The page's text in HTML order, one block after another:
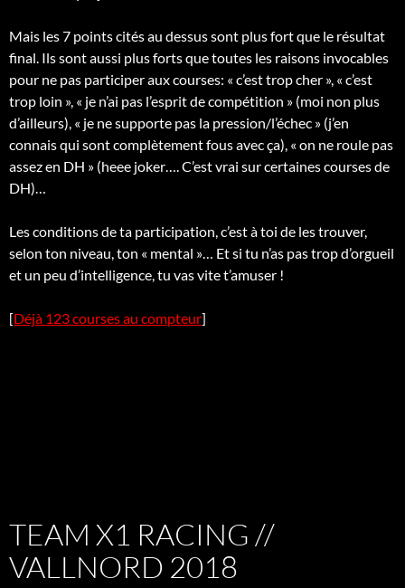
Mais les 7 points cités au dessus sont plus fort que le résultat
final. Ils sont aussi plus forts que toutes les raisons invocables
pour ne pas participer aux courses: « c’est trop cher », « c’est
trop loin », « je n’ai pas l’esprit de compétition » (moi non plus
d’ailleurs), « je ne supporte pas la pression/l’échec » (j’en
connais qui sont complètement fous avec ça), « on ne roule pas
assez en DH » (heee joker…. C’est vrai sur certaines courses de
DH)…
Les conditions de ta participation, c’est à toi de les trouver,
selon ton niveau, ton « mental »… Et si tu n’as pas trop d’orgueil
et un peu d’intelligence, tu vas vite t’amuser !
[Déjà 123 courses au compteur]
TEAM X1 RACING //
VALLNORD 2018